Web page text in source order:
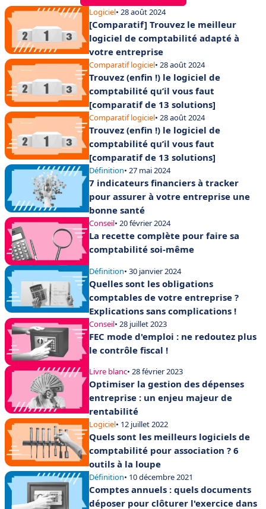
Logiciel• 28 août 2024
[Comparatif] Trouvez le meilleur
logiciel de comptabilité adapté à
votre entreprise
Comparatif logiciel• 28 août 2024
Trouvez (enfin !) le logiciel de
comptabilité qu’il vous faut
[comparatif de 13 solutions]
Comparatif logiciel• 28 août 2024
Trouvez (enfin !) le logiciel de
comptabilité qu’il vous faut
[comparatif de 13 solutions]
Définition• 27 mai 2024
7 indicateurs financiers à tracker
pour assurer à votre entreprise une
bonne santé
Conseil• 20 février 2024
La recette complète pour faire sa
comptabilité soi-même
Définition• 30 janvier 2024
Quelles sont les obligations
comptables de votre entreprise ?
Explications sans complications !
Conseil• 28 juillet 2023
FEC mode d'emploi : ne redoutez plus
le contrôle fiscal !
Livre blanc• 28 février 2023
Optimiser la gestion des dépenses
entreprise : un enjeu majeur de
rentabilité
Logiciel• 12 juillet 2022
Quels sont les meilleurs logiciels de
comptabilité pour association ? 6
outils à la loupe
Définition• 10 décembre 2021
Comptes annuels : quels documents
déposer pour clôturer l'exercice dans